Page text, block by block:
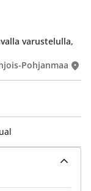
varustelulla,
Pohjanmaa